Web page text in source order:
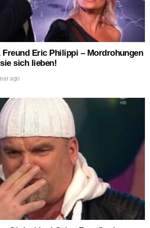
Eric Philippi – Mordrohungen
sich lieben!
ago